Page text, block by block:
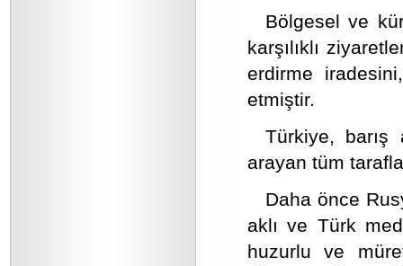
Bölgesel ve
karşılıklı
erdirme
etmiştir.
Türkiye, barış
arayan tüm
Daha önce
aklı ve Türk
huzurlu ve